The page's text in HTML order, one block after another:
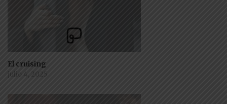
El cruising
julio 4, 2025